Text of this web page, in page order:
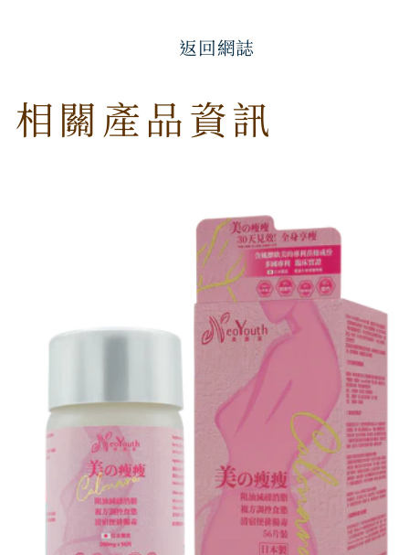
返回網誌
相關產品資訊